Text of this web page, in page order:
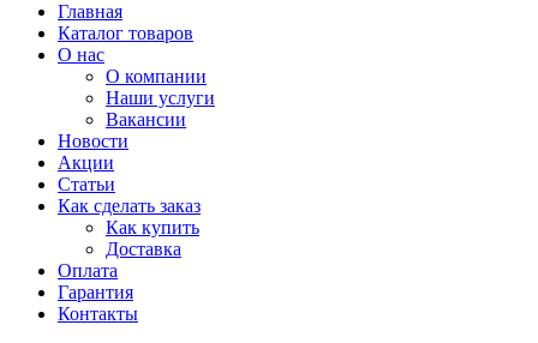
Главная
Каталог товаров
О нас
О компании
Наши услуги
Вакансии
Новости
Акции
Статьи
Как сделать заказ
Как купить
Доставка
Оплата
Гарантия
Контакты